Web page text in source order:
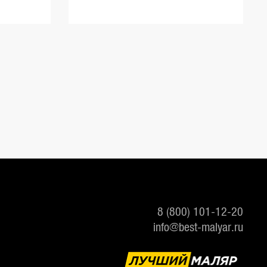
8 (800) 101-12-20
info@best-malyar.ru